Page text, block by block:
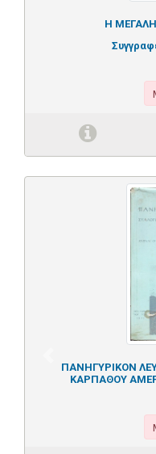
Η
ΠΑΝΗΓΥΡΙΚΟΝ
ΚΑΡΠΑΘΟΥ
Previous